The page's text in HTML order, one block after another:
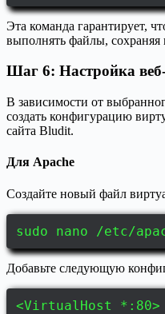
Эта команда гарантирует,
выполнять файлы, сохраняя
Шаг 6: Настройка
В зависимости от
создать конфигурацию
сайта Bludit.
Для Apache
Создайте новый файл
sudo nano /etc/
Добавьте следующую
<VirtualHost *:80>